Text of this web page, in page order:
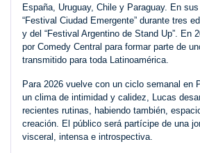
España, Uruguay, Chile y Paraguay. En
“Festival Ciudad Emergente” durante tres
y del “Festival Argentino de Stand Up”. En
por Comedy Central para formar parte de
transmitido para toda Latinoamérica.
Para 2026 vuelve con un ciclo semanal en
un clima de intimidad y calidez, Lucas
recientes rutinas, habiendo también,
creación. El público será partícipe de una
visceral, intensa e introspectiva.